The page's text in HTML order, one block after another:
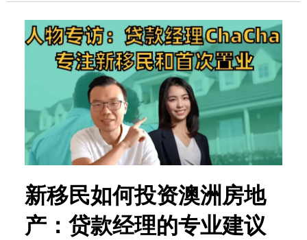
新移民如何投资澳洲房地
产：贷款经理的专业建议